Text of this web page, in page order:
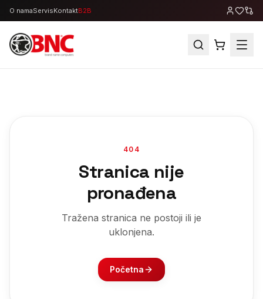
O namaServisKontaktB2B
404
Stranica nije
pronađena
Tražena stranica ne postoji ili je
uklonjena.
Početna